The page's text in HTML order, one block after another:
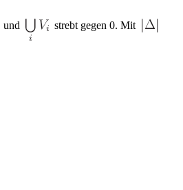
und strebt gegen 0. Mit